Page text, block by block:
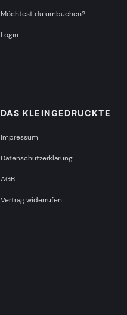
Möchtest du umbuchen?
Login
DAS KLEINGEDRUCKTE
Impressum
Datenschutzerklärung
AGB
Vertrag widerrufen